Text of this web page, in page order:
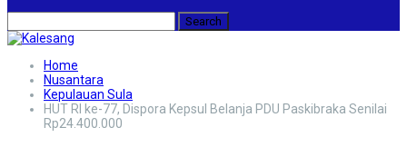
Home
Nusantara
Kepulauan Sula
HUT RI ke-77, Dispora Kepsul Belanja PDU Paskibraka Senilai
Rp24.400.000